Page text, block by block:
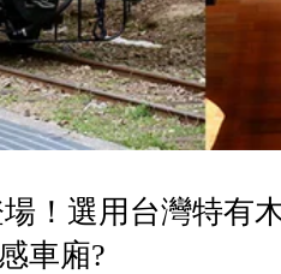
！選用台灣特有
車廂?